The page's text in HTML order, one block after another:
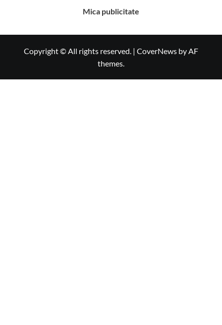
Mica publicitate
Copyright © All rights reserved. | CoverNews by AF
themes.